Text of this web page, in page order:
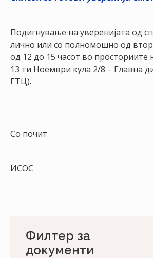
ПОДАТОЦИ
Филтер за
документи
Подигнување на уверенијата од
лично или со полномошно од
од 12 до 15 часот во просториите
13 ти Ноември кула 2/8 – Главна
ГТЦ).
Со почит
ИСОС